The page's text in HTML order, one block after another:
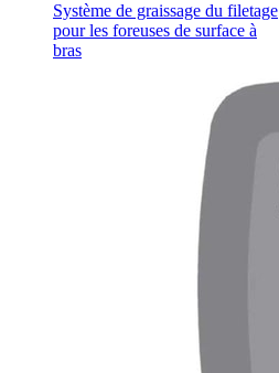
Système de graissage du filetage
pour les foreuses de surface à
bras